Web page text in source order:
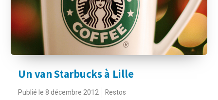
Un van Starbucks à Lille
Publié le 8 décembre 2012 Restos